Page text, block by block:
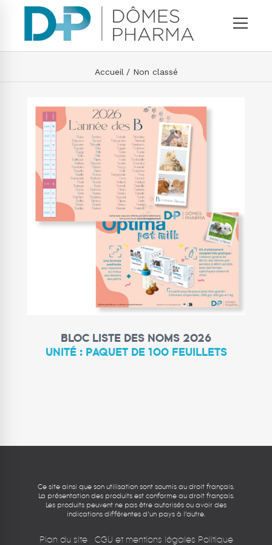
Accueil Non classé
LIRE LA SUITE
BLOC LISTE DES NOMS 2026
UNITÉ : PAQUET DE 100 FEUILLETS
Ce site ainsi que son utilisation sont soumis au droit français.
La présentation des produits est conforme au droit français.
Les produits peuvent ne pas être autorisés ou avoir des
indications différentes d’un pays à l’autre.
Plan du site CGU et mentions légales Politique